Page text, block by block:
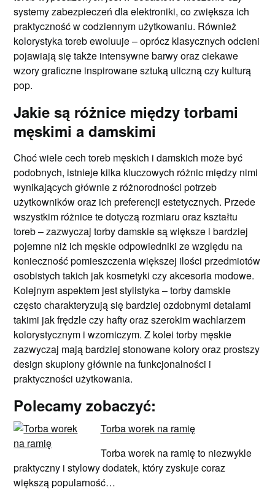
systemy zabezpieczeń dla elektroniki, co zwiększa ich
praktyczność w codziennym użytkowaniu. Również
kolorystyka toreb ewoluuje – oprócz klasycznych odcieni
pojawiają się także intensywne barwy oraz ciekawe
wzory graficzne inspirowane sztuką uliczną czy kulturą
pop.
Jakie są różnice między torbami
męskimi a damskimi
Choć wiele cech toreb męskich i damskich może być
podobnych, istnieje kilka kluczowych różnic między nimi
wynikających głównie z różnorodności potrzeb
użytkowników oraz ich preferencji estetycznych. Przede
wszystkim różnice te dotyczą rozmiaru oraz kształtu
toreb – zazwyczaj torby damskie są większe i bardziej
pojemne niż ich męskie odpowiedniki ze względu na
konieczność pomieszczenia większej ilości przedmiotów
osobistych takich jak kosmetyki czy akcesoria modowe.
Kolejnym aspektem jest stylistyka – torby damskie
często charakteryzują się bardziej ozdobnymi detalami
takimi jak frędzle czy hafty oraz szerokim wachlarzem
kolorystycznym i wzorniczym. Z kolei torby męskie
zazwyczaj mają bardziej stonowane kolory oraz prostszy
design skupiony głównie na funkcjonalności i
praktyczności użytkowania.
Polecamy zobaczyć:
Torba worek na ramię
Torba worek na ramię to niezwykle
praktyczny i stylowy dodatek, który zyskuje coraz
większą popularność…